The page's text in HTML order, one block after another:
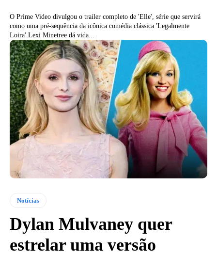
O Prime Video divulgou o trailer completo de 'Elle', série que servirá
como uma pré-sequência da icônica comédia clássica 'Legalmente
Loira'.Lexi Minetree dá vida...
Notícias
Dylan Mulvaney quer
estrelar uma versão